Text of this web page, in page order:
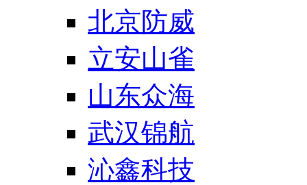
北京防威
立安山雀
山东众海
武汉锦航
沁鑫科技